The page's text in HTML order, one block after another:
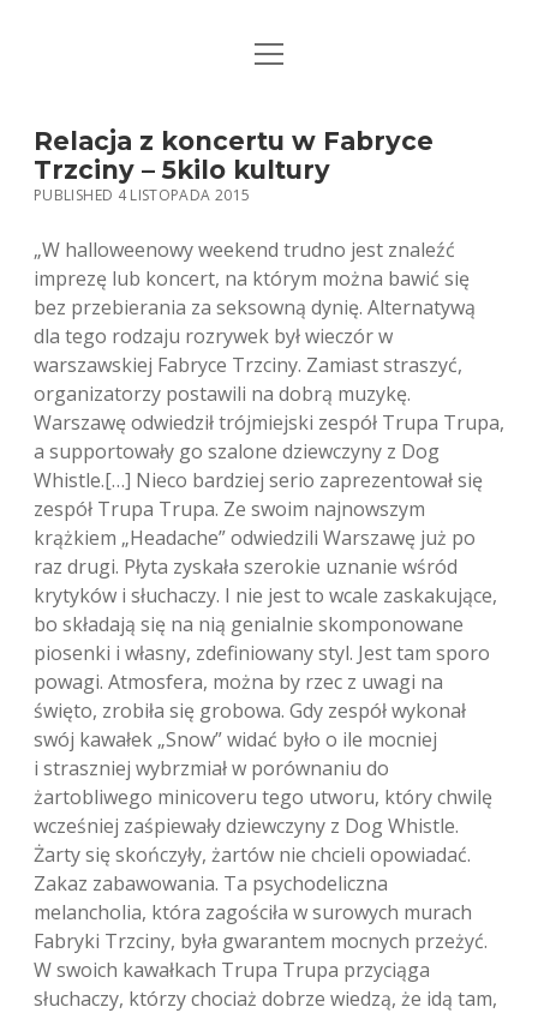
STRONA GŁÓWNA
MUZYKA
open
Relacja z koncertu w Fabryce
Trzciny – 5kilo kultury
PUBLISHED 4 LISTOPADA 2015
„W halloweenowy weekend trudno jest znaleźć
imprezę lub koncert, na którym można bawić się
bez przebierania za seksowną dynię. Alternatywą
dla tego rodzaju rozrywek był wieczór w
warszawskiej Fabryce Trzciny. Zamiast straszyć,
organizatorzy postawili na dobrą muzykę.
Warszawę odwiedził trójmiejski zespół Trupa Trupa,
a supportowały go szalone dziewczyny z Dog
Whistle.[…] Nieco bardziej serio zaprezentował się
zespół Trupa Trupa. Ze swoim najnowszym
krążkiem „Headache” odwiedzili Warszawę już po
raz drugi. Płyta zyskała szerokie uznanie wśród
krytyków i słuchaczy. I nie jest to wcale zaskakujące,
bo składają się na nią genialnie skomponowane
piosenki i własny, zdefiniowany styl. Jest tam sporo
powagi. Atmosfera, można by rzec z uwagi na
święto, zrobiła się grobowa. Gdy zespół wykonał
swój kawałek „Snow” widać było o ile mocniej
i straszniej wybrzmiał w porównaniu do
żartobliwego minicoveru tego utworu, który chwilę
wcześniej zaśpiewały dziewczyny z Dog Whistle.
Żarty się skończyły, żartów nie chcieli opowiadać.
Zakaz zabawowania. Ta psychodeliczna
melancholia, która zagościła w surowych murach
Fabryki Trzciny, była gwarantem mocnych przeżyć.
W swoich kawałkach Trupa Trupa przyciąga
słuchaczy, którzy chociaż dobrze wiedzą, że idą tam,